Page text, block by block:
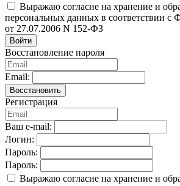
Выражаю согласие на хранение и
персональных данных в соответствии с
от 27.07.2006 N 152-ФЗ
Войти
Восстановление пароля
Email:
Восстановить
Регистрация
Ваш e-mail:
Логин:
Пароль:
Пароль:
Выражаю согласие на хранение и